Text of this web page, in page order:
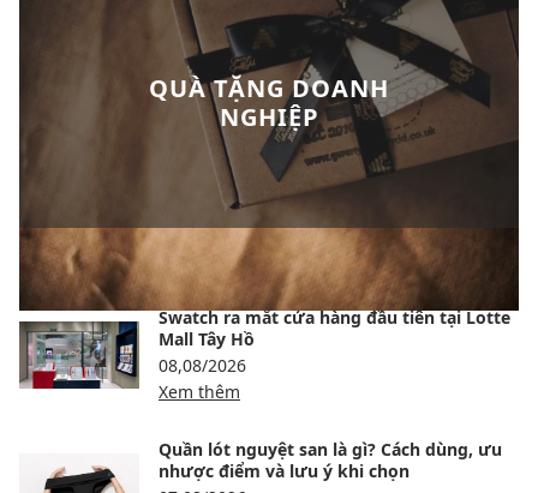
QUÀ TẶNG DOANH
NGHIỆP
BÀI VIẾT NỔI BẬT
Swatch ra mắt cửa hàng đầu tiên tại Lotte
Mall Tây Hồ
08,08/2026
Xem thêm
Quần lót nguyệt san là gì? Cách dùng, ưu
nhược điểm và lưu ý khi chọn